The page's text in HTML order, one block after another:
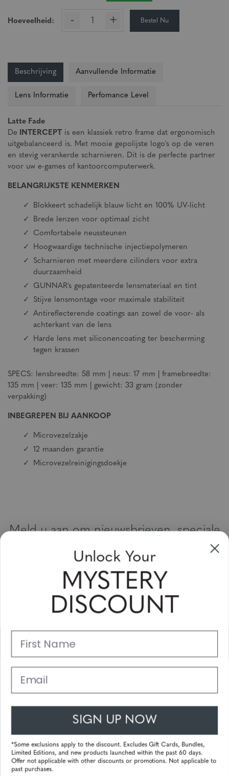
Hoeveelheid: - + Bestel Nu
Beschrijving Aanvullende Informatie
Lens Informatie Perfomance Level
Latte Fade
De INTERCEPT is een klassiek retro frame dat ergonomisch
uitgebalanceerd is. Met mooie gepolijste logo's op de veren
en stevig verankerde scharnieren. Dit is de perfecte partner
voor uw e-games of kantoorcomputerwerk.
BELANGRIJKSTE KENMERKEN
Blokkeert schadelijk blauw licht en 100% UV-licht
Brede lenzen voor optimaal zicht
Comfortabele neussteunen
Hoogwaardige technische injectiepolymeren
Scharnieren met meerdere cilinders voor extra
duurzaamheid
GUNNAR's gepatenteerde lensmateriaal en tint
Stijve lensmontage voor maximale stabiliteit
Antireflecterende coatings aan zowel de voor- als
achterkant van de lens
Harde lens met siliconencoating ter bescherming
tegen krassen
SPECS: lensbreedte: 58 mm | neus: 17 mm | framebreedte:
135 mm | veer: 135 mm | gewicht: 33 gram (zonder
verpakking)
INBEGREPEN BIJ AANKOOP
Microvezelzakje
12 maanden garantie
Microvezelreinigingsdoekje
Meld u aan om nieuwsbrieven, speciale
aanbiedingen en kortingsbonnen te
ontvangen
Vul uw email adres in en schrijf u in!
Support
Powered byTecframe ERP
Unlock Your
MYSTERY
DISCOUNT
First Name
Email
SIGN UP NOW
*Some exclusions apply to the discount. Excludes Gift Cards, Bundles,
Limited Editions, and new products launched within the past 60 days.
Offer not applicable with other discounts or promotions. Not applicable to
past purchases.